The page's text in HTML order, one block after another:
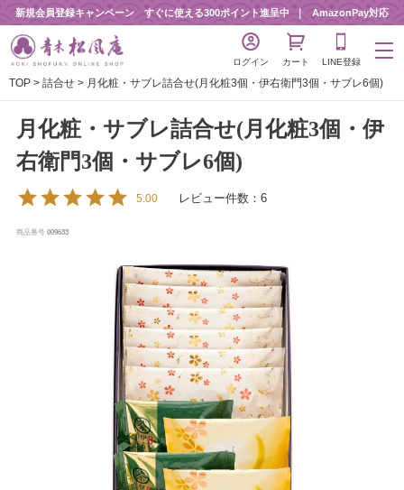
新規会員登録キャンペーン すぐに使える300ポイント進呈中 AmazonPay対応
ログイン カート LINE登録
TOP 詰合せ 月化粧・サブレ詰合せ(月化粧3個・伊右衛門3個・サブレ6個)
月化粧・サブレ詰合せ(月化粧3個・伊
右衛門3個・サブレ6個)
5.00 レビュー件数：6
商品番号 009633